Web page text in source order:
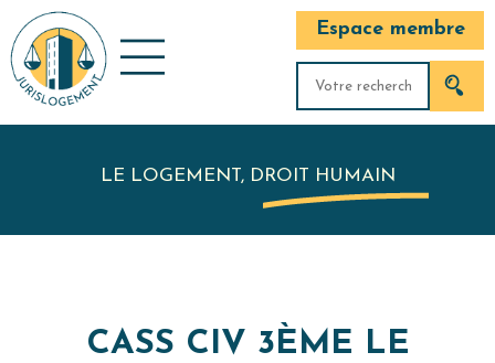
Espace membre
LE LOGEMENT, DROIT HUMAIN
CASS CIV 3ÈME LE